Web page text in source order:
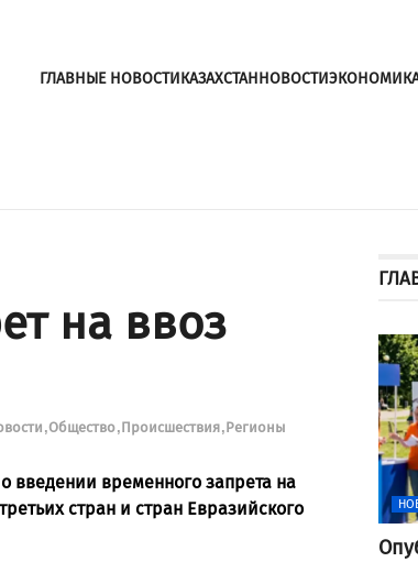
ГЛАВНЫЕ НОВОСТИКАЗАХСТАННОВОСТИ
на ввоз
Общество Происшествия Регионы
введении временного запрета на
стран и стран Евразийского